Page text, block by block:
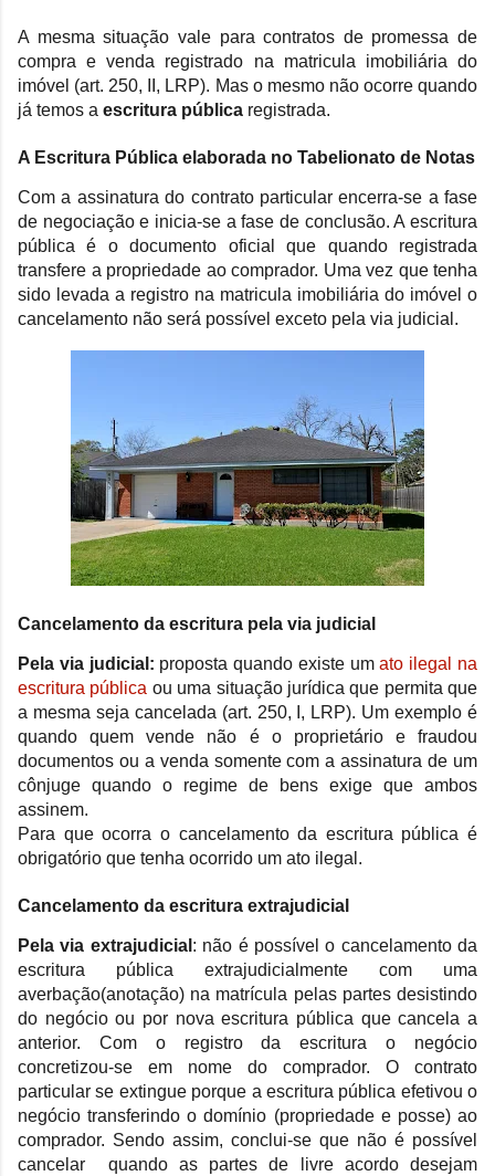
A mesma situação vale para contratos de promessa de
compra e venda registrado na matricula imobiliária do
imóvel (art. 250, II, LRP). Mas o mesmo não ocorre quando
já temos a escritura pública registrada.
A Escritura Pública elaborada no Tabelionato de Notas
Com a assinatura do contrato particular encerra-se a fase
de negociação e inicia-se a fase de conclusão. A escritura
pública é o documento oficial que quando registrada
transfere a propriedade ao comprador. Uma vez que tenha
sido levada a registro na matricula imobiliária do imóvel o
cancelamento não será possível exceto pela via judicial.
Cancelamento da escritura pela via judicial
Pela via judicial : proposta quando existe umato ilegal na
escritura pública ou uma situação jurídica que permita que
a mesma seja cancelada (art. 250, I, LRP). Um exemplo é
quando quem vende não é o proprietário e fraudou
documentos ou a venda somente com a assinatura de um
cônjuge quando o regime de bens exige que ambos
assinem.
Para que ocorra o cancelamento da escritura pública é
obrigatório que tenha ocorrido um ato ilegal.
Cancelamento da escritura extrajudicial
Pela via extrajudicial : não é possível o cancelamento da
escritura pública extrajudicialmente com uma
averbação(anotação) na matrícula pelas partes desistindo
do negócio ou por nova escritura pública que cancela a
anterior. Com o registro da escritura o negócio
concretizou-se em nome do comprador. O contrato
particular se extingue porque a escritura pública efetivou o
negócio transferindo o domínio (propriedade e posse) ao
comprador. Sendo assim, conclui-se que não é possível
cancelar quando as partes de livre acordo desejam